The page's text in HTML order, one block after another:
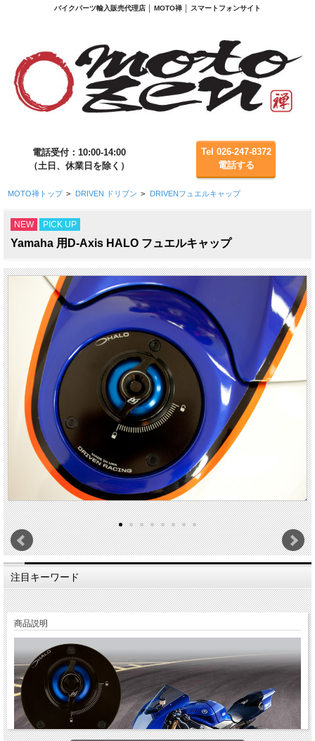
バイクパーツ輸入販売代理店 │ MOTO禅 │ スマートフォンサイト
電話受付：10:00-14:00
（土日、休業日を除く）
Tel 026-247-8372
電話する
MOTO禅トップ > DRIVEN ドリブン > DRIVENフュエルキャップ
NEW PICK UP
Yamaha 用D-Axis HALO フュエルキャップ
注目キーワード
商品説明